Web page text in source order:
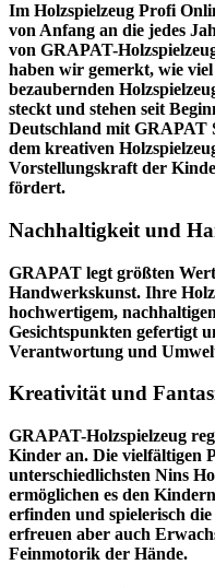
Im Holzspielzeug Profi
von Anfang an die jedes
von GRAPAT-
haben wir gemerkt, wie
bezaubernden
steckt und stehen seit
Deutschland mit GRAPAT
dem kreativen
Vorstellungskraft der
fördert.
Nachhaltigkeit und
GRAPAT legt größten
Handwerkskunst. Ihre
hochwertigem,
Gesichtspunkten gefertigt
Verantwortung und
Kreativität und
GRAPAT-Holzspielzeug
Kinder an. Die vielfältigen
unterschiedlichsten Nins
ermöglichen es den
erfinden und spielerisch
erfreuen aber auch
Feinmotorik der Hände.